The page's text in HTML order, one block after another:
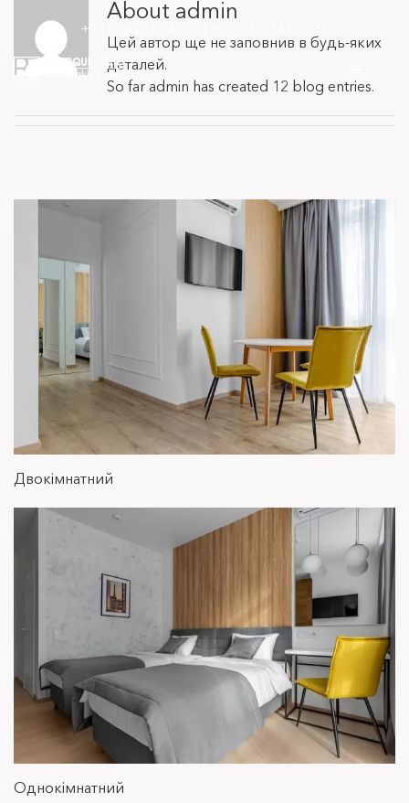
content
+38 (067) 365-48-08
— Про Boutique Hotel
— Програма лояльності та інші послуги
— Контакти
— Бутік готель Нью Йорк
UA
About admin
Цей автор ще не заповнив в будь-яких
деталей.
So far admin has created 12 blog entries.
Студія люкс
Двокімнатний
Студія з окремими ліжками
Однокімнатний